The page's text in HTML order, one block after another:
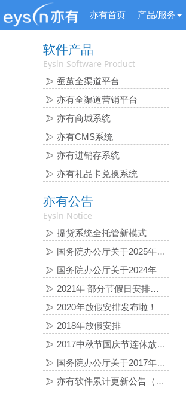
亦有首页 产品/服务
软件产品
Eysln Software Product
蚕茧全渠道平台
亦有全渠道营销平台
亦有商城系统
亦有CMS系统
亦有进销存系统
亦有礼品卡兑换系统
亦有公告
Eysln Notice
提货系统全托管新模式
国务院办公厅关于2025年 部分节假日安排的通知
国务院办公厅关于2024年
2021年 部分节假日安排的通知
2020年放假安排发布啦！
2018年放假安排
2017中秋节国庆节连休放假通知
国务院办公厅关于2017年 部分节假日安排的通知
亦有软件累计更新公告（2016-06-03）